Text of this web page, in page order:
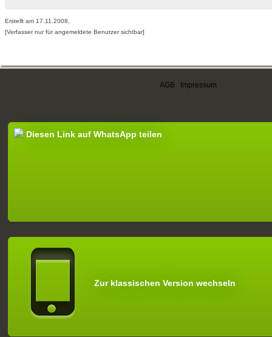
Erstellt am 17.11.2008,
[Verfasser nur für angemeldete Benutzer sichtbar]
AGB Impressum
Diesen Link auf WhatsApp teilen
Zur klassischen Version wechseln